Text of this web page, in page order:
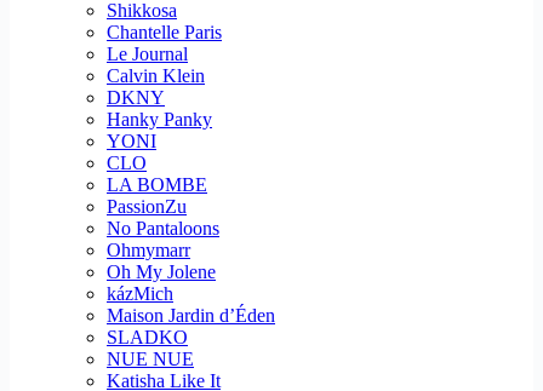
Shikkosa
Chantelle Paris
Le Journal
Calvin Klein
DKNY
Hanky Panky
YONI
CLO
LA BOMBE
PassionZu
No Pantaloons
Ohmymarr
Oh My Jolene
kázMich
Maison Jardin d’Éden
SLADKO
NUE NUE
Katisha Like It